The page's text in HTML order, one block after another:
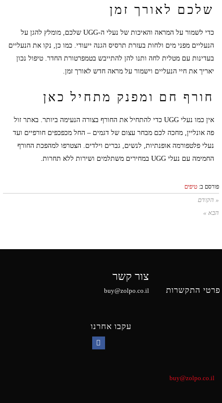
שלכם לאורך זמן
כדי לשמור על המראה והאיכות של נעלי ה-UGG שלכם, מומלץ להגן על
הנעליים מפני מים ולחות בעזרת תרסיס הגנה ייעודי. כמו כן, נקו את הנעליים
בעדינות עם מטלית לחה ותנו להן להתייבש בטמפרטורת החדר. טיפול נכון
יאריך את חיי הנעליים וישמור על מראה חדש לאורך זמן.
חורף חם ומפנק מתחיל כאן
אין כמו נעלי UGG כדי להתחיל את החורף בצורה הנעימה ביותר. באתר זול
פה אונליין, מחכה לכם מבחר עצום של דגמים – החל מכפכפים חורפיים ועד
נעלי פלטפורמה אופנתיות, לנשים, גברים וילדים. הצטרפו למהפכת החורף
החמימה עם נעלי UGG במחירים משתלמים ושירות ללא תחרות.
פורסם ב: טיפים
« הקודם
הבא »
פרטי התקשרות
צור קשר
buy@zolpo.co.il
עקבו אחרנו
buy@zolpo.co.il